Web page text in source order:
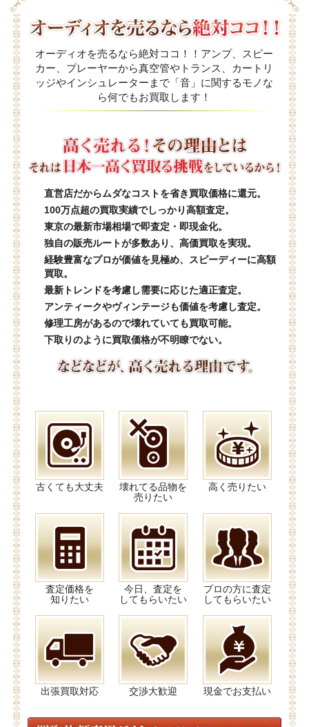
オーディオを売るなら絶対ココ！！アンプ、スピー
カー、プレーヤーから真空管やトランス、カートリ
ッジやインシュレーターまで「音」に関するモノな
ら何でもお買取します！
直営店だからムダなコストを省き買取価格に還元。
100万点超の買取実績でしっかり高額査定。
東京の最新市場相場で即査定・即現金化。
独自の販売ルートが多数あり、高価買取を実現。
経験豊富なプロが価値を見極め、スピーディーに高額
買取。
最新トレンドを考慮し需要に応じた適正査定。
アンティークやヴィンテージも価値を考慮し査定。
修理工房があるので壊れていても買取可能。
下取りのように買取価格が不明瞭でない。
古くても大丈夫
壊れてる品物を
売りたい
高く売りたい
査定価格を
知りたい
今日、査定を
してもらいたい
プロの方に査定
してもらいたい
出張買取対応 交渉大歓迎 現金でお支払い